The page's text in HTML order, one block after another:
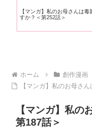
【マンガ】私のお母さんは毒
すか？＜第252話＞
ホーム 創作漫画
【マンガ】私のお母さ
【マンガ】私の
第187話＞